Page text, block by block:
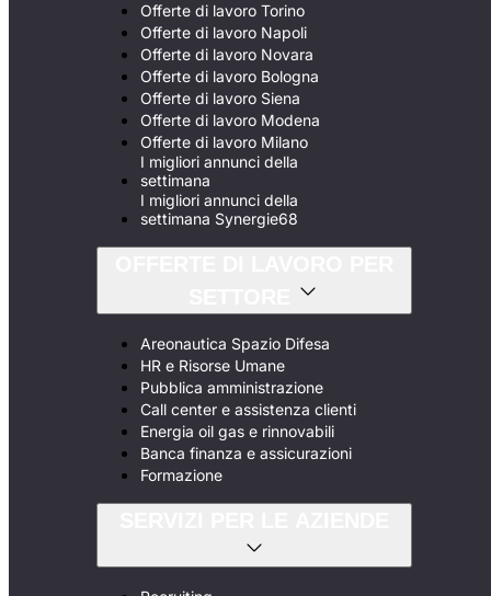
Offerte di lavoro Torino
Offerte di lavoro Napoli
Offerte di lavoro Novara
Offerte di lavoro Bologna
Offerte di lavoro Siena
Offerte di lavoro Modena
Offerte di lavoro Milano
I migliori annunci della
settimana
I migliori annunci della
settimana Synergie68
Areonautica Spazio Difesa
HR e Risorse Umane
Pubblica amministrazione
Call center e assistenza clienti
Energia oil gas e rinnovabili
Banca finanza e assicurazioni
Formazione